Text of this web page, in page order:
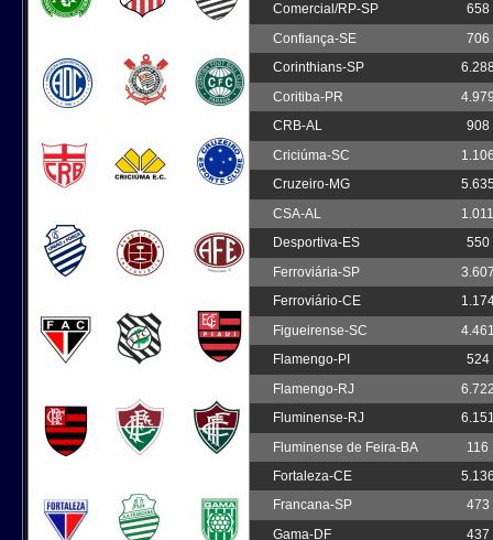
Comercial/RP-SP
658
Confiança-SE
706
Corinthians-SP
Coritiba-PR
CRB-AL
908
Criciúma-SC
Cruzeiro-MG
CSA-AL
1.011
Desportiva-ES
550
Ferroviária-SP
Ferroviário-CE
Figueirense-SC
Flamengo-PI
524
Flamengo-RJ
Fluminense-RJ
Fluminense de Feira-BA
116
Fortaleza-CE
Francana-SP
473
Gama-DF
437